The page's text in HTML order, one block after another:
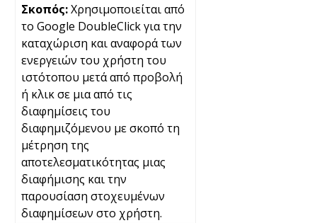
Χρησιμοποιείται από
το Google DoubleClick για την
καταχώριση και αναφορά των
ενεργειών του χρήστη του
ιστότοπου μετά από προβολή
ή κλικ σε μια από τις
διαφημίσεις του
διαφημιζόμενου με σκοπό τη
μέτρηση της
αποτελεσματικότητας μιας
διαφήμισης και την
παρουσίαση στοχευμένων
διαφημίσεων στο χρήστη.